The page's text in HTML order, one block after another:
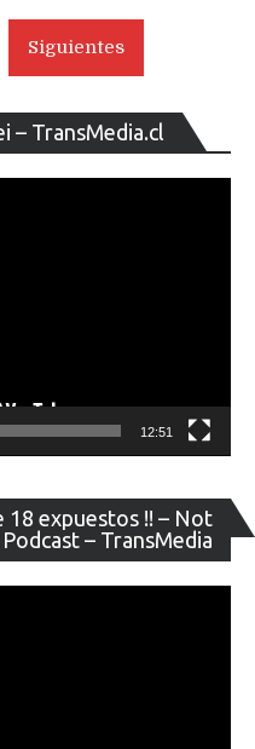
Siguientes
– TransMedia.cl
de
12:51
18 expuestos !! – Not
Podcast – TransMedia
de